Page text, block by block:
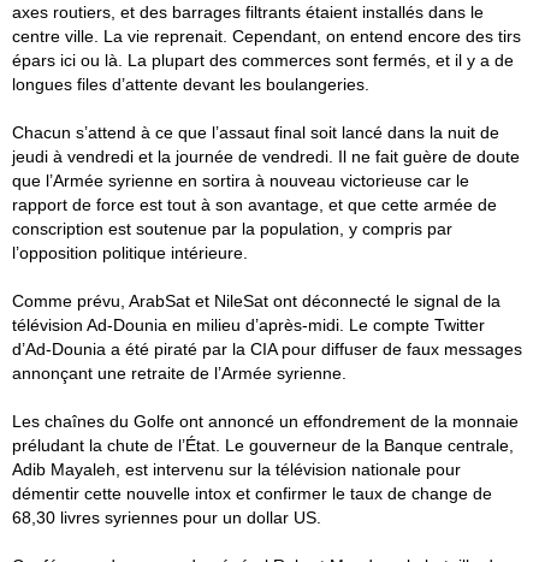
axes routiers, et des barrages filtrants étaient installés dans le
centre ville. La vie reprenait. Cependant, on entend encore des tirs
épars ici ou là. La plupart des commerces sont fermés, et il y a de
longues files d’attente devant les boulangeries.
Chacun s’attend à ce que l’assaut final soit lancé dans la nuit de
jeudi à vendredi et la journée de vendredi. Il ne fait guère de doute
que l’Armée syrienne en sortira à nouveau victorieuse car le
rapport de force est tout à son avantage, et que cette armée de
conscription est soutenue par la population, y compris par
l’opposition politique intérieure.
Comme prévu, ArabSat et NileSat ont déconnecté le signal de la
télévision Ad-Dounia en milieu d’après-midi. Le compte Twitter
d’Ad-Dounia a été piraté par la CIA pour diffuser de faux messages
annonçant une retraite de l’Armée syrienne.
Les chaînes du Golfe ont annoncé un effondrement de la monnaie
préludant la chute de l’État. Le gouverneur de la Banque centrale,
Adib Mayaleh, est intervenu sur la télévision nationale pour
démentir cette nouvelle intox et confirmer le taux de change de
68,30 livres syriennes pour un dollar US.